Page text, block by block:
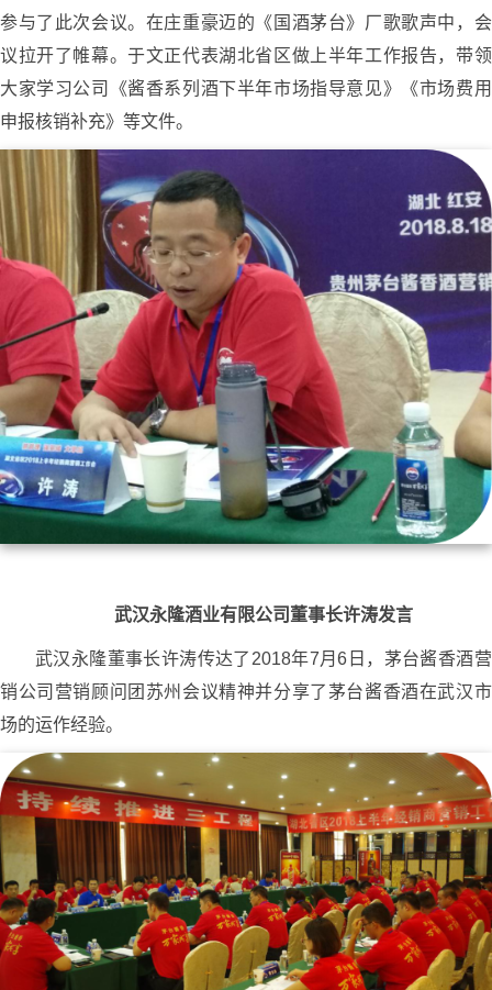
参与了此次会议。在庄重豪迈的《国酒茅台》厂歌歌声中，会
议拉开了帷幕。于文正代表湖北省区做上半年工作报告，带领
大家学习公司《酱香系列酒下半年市场指导意见》《市场费用
申报核销补充》等文件。
武汉永隆酒业有限公司董事长许涛发言
武汉永隆董事长许涛传达了2018年7月6日，茅台酱香酒营
销公司营销顾问团苏州会议精神并分享了茅台酱香酒在武汉市
场的运作经验。